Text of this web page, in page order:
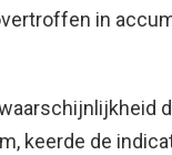
in
keerde de